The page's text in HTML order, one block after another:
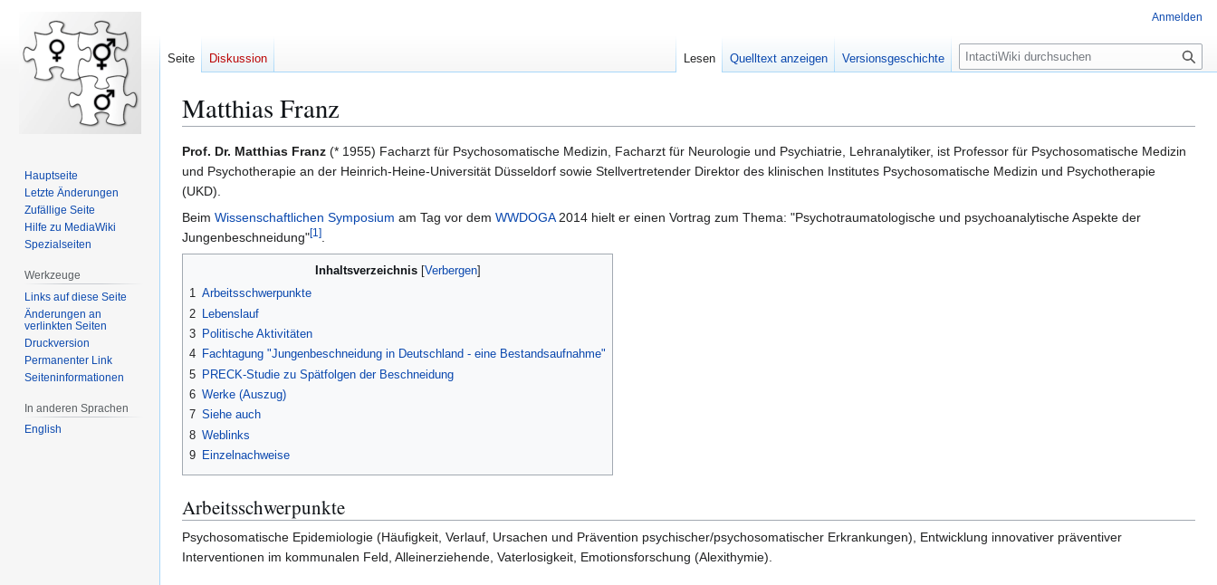
Matthias Franz
Zur
Navigation
springen
Zur
Suche
springen
Prof. Dr. Matthias Franz (* 1955) Facharzt für Psychosomatische Medizin, Facharzt für Neurologie und Psychiatrie, Lehranalytiker, ist Professor für Psychosomatische Medizin
und Psychotherapie an der Heinrich-Heine-Universität Düsseldorf sowie Stellvertretender Direktor des klinischen Institutes Psychosomatische Medizin und Psychotherapie
(UKD).
Beim Wissenschaftlichen Symposium am Tag vor dem WWDOGA2014 hielt er einen Vortrag zum Thema: "Psychotraumatologische und psychoanalytische Aspekte der
Jungenbeschneidung"[1].
Inhaltsverzeichnis
1 Arbeitsschwerpunkte
2
Lebenslauf
3 Politische Aktivitäten
4 Fachtagung "Jungenbeschneidung in Deutschland - eine Bestandsaufnahme"
5 PRECK-Studie zu Spätfolgen der Beschneidung
6 Werke (Auszug)
7 Siehe auch
8 Weblinks
9 Einzelnachweise
Arbeitsschwerpunkte
Psychosomatische Epidemiologie (Häufigkeit, Verlauf, Ursachen und Prävention psychischer/psychosomatischer Erkrankungen), Entwicklung innovativer präventiver
Interventionen im kommunalen Feld, Alleinerziehende, Vaterlosigkeit, Emotionsforschung (Alexithymie).
Anmelden
Seite Diskussion Lesen Quelltext anzeigen Versionsgeschichte
S
u
e
Hauptseite
Letzte Änderungen
Zufällige Seite
Hilfe zu MediaWiki
Spezialseiten
Werkzeuge
Links auf diese Seite
Änderungen an
verlinkten Seiten
Druckversion
Permanenter Link
Seiten­­informationen
In anderen Sprachen
English